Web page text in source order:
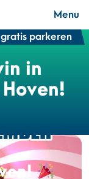
gratis parkeren
Menu
in